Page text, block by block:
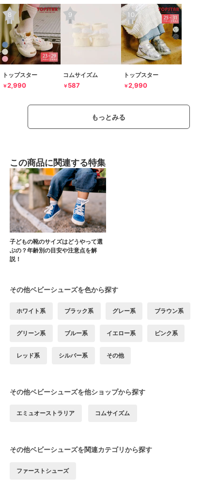
トップスター
￥2,990
コムサイズム
￥ 587
トップスター
￥2,990
もっとみる
この商品に関連する特集
子どもの靴のサイズはどうやって選
ぶの？年齢別の目安や注意点を解
説！
その他ベビーシューズを色から探す
ホワイト系 ブラック系 グレー系 ブラウン系
グリーン系 ブルー系 イエロー系 ピンク系
レッド系 シルバー系 その他
その他ベビーシューズを他ショップから探す
エミュオーストラリア コムサイズム
その他ベビーシューズを関連カテゴリから探す
ファーストシューズ